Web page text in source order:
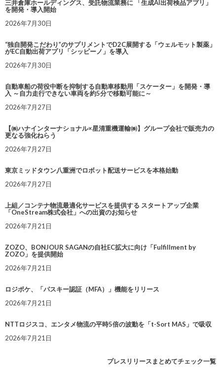
三井倉庫ホールディングス、受託物流業務に 「生成AI出荷検品アプリ」
を開発・導入開始
2026年7月30日
“独自開発こだわり”のサプリメントでD2C展開する「ウェルモット製薬」
がEC自動出荷アプリ「シッピーノ」を導入
2026年7月30日
自動車船の荷役中断を抑制する自動車移動用「スケーター」を開発・導
入 ～自力走行できない車両を約5分で移動可能に～
2026年7月27日
【㈱ハナインターナショナル×星清重機運輸㈱】グループ会社で販売力の
更なる強化ねらう
2026年7月27日
東京ミッドタウン八重洲でロボット配送サービスを本格始動
2026年7月27日
上組／コンテナ物流最適化サービスを提供する スタートアップ企業
「OneStream株式会社」への出資のお知らせ
2026年7月21日
ZOZO、BONJOUR SAGANの自社EC拡大に向け「Fulfillment by
ZOZO」を提供開始
2026年7月21日
ロジポケ、「パスキー認証（MFA）」機能をリリース
2026年7月21日
NTTロジスコ、エンタメ物流の平時5倍の波動を「t-Sort MAS」で吸収
2026年7月21日
プレスリリースまとめてチェック一覧